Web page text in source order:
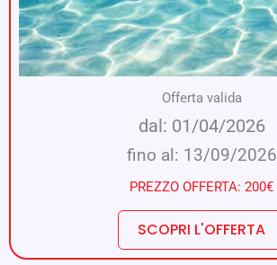
Offerta valida
dal: 01/04/2026
fino al: 13/09/2026
PREZZO OFFERTA: 200€
SCOPRI L'OFFERTA